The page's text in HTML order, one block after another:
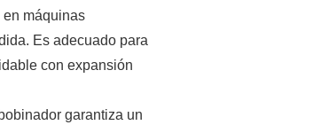
en máquinas
Es adecuado para
con expansión
garantiza un